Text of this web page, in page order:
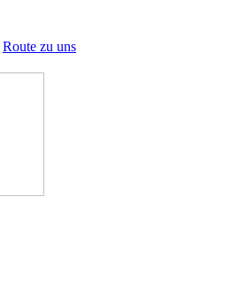
Route zu uns